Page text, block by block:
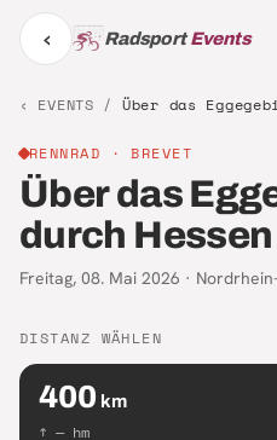
‹ RadsportEvents
‹ EVENTS / Über das Eggegebirge
RENNRAD · BREVET
Über das
durch
Asten
Freitag, 08. Mai 2026 ·
DISTANZ WÄHLEN
400 km
↑ —hm